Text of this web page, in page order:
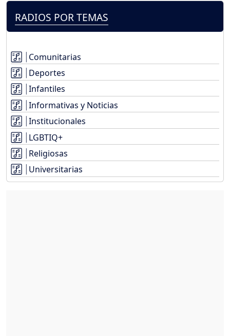
RADIOS POR TEMAS
Comunitarias
Deportes
Infantiles
Informativas y Noticias
Institucionales
LGBTIQ+
Religiosas
Universitarias